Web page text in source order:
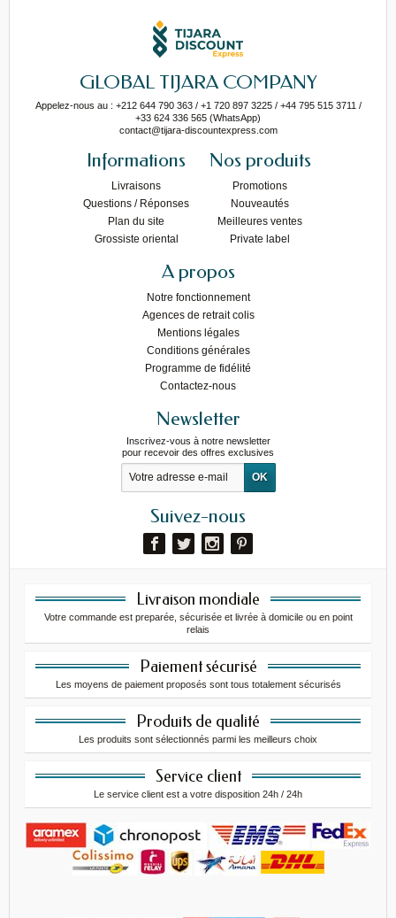
GLOBAL TIJARA COMPANY
Appelez-nous au : +212 644 790 363 / +1 720 897 3225 / +44 795 515 3711 /
+33 624 336 565 (WhatsApp)
contact@tijara-discountexpress.com
Informations
Livraisons
Questions / Réponses
Plan du site
Grossiste oriental
Nos produits
Promotions
Nouveautés
Meilleures ventes
Private label
A propos
Notre fonctionnement
Agences de retrait colis
Mentions légales
Conditions générales
Programme de fidélité
Contactez-nous
Newsletter
Inscrivez-vous à notre newsletter
pour recevoir des offres exclusives
Suivez-nous
Livraison mondiale
Votre commande est preparée, sécurisée et livrée à domicile ou en point
relais
Paiement sécurisé
Les moyens de paiement proposés sont tous totalement sécurisés
Produits de qualité
Les produits sont sélectionnés parmi les meilleurs choix
Service client
Le service client est a votre disposition 24h / 24h